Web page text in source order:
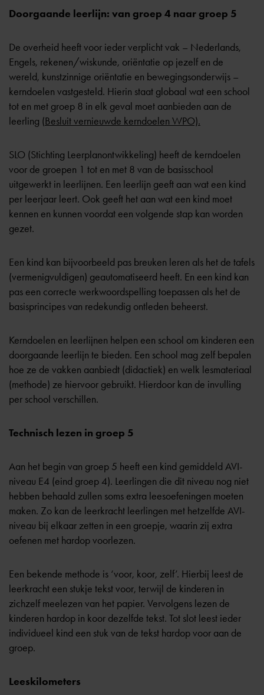
Doorgaande leerlijn: van groep 4 naar groep 5
De overheid heeft voor ieder verplicht vak – Nederlands,
Engels, rekenen/wiskunde, oriëntatie op jezelf en de
wereld, kunstzinnige oriëntatie en bewegingsonderwijs –
kerndoelen vastgesteld. Hierin staat globaal wat een school
tot en met groep 8 in elk geval moet aanbieden aan de
leerling (Besluit vernieuwde kerndoelen WPO).
SLO (Stichting Leerplanontwikkeling) heeft de kerndoelen
voor de groepen 1 tot en met 8 van de basisschool
uitgewerkt in leerlijnen. Een leerlijn geeft aan wat een kind
per leerjaar leert. Ook geeft het aan wat een kind moet
kennen en kunnen voordat een volgende stap kan worden
gezet.
Een kind kan bijvoorbeeld pas breuken leren als het de tafels
(vermenigvuldigen) geautomatiseerd heeft. En een kind kan
pas een correcte werkwoordspelling toepassen als het de
basisprincipes van redekundig ontleden beheerst.
Kerndoelen en leerlijnen helpen een school om kinderen een
doorgaande leerlijn te bieden. Een school mag zelf bepalen
hoe ze de vakken aanbiedt (didactiek) en welk lesmateriaal
(methode) ze hiervoor gebruikt. Hierdoor kan de invulling
per school verschillen.
Technisch lezen in groep 5
Aan het begin van groep 5 heeft een kind gemiddeld AVI-
niveau E4 (eind groep 4). Leerlingen die dit niveau nog niet
hebben behaald zullen soms extra leesoefeningen moeten
maken. Zo kan de leerkracht leerlingen met hetzelfde AVI-
niveau bij elkaar zetten in een groepje, waarin zij extra
oefenen met hardop voorlezen.
Een bekende methode is ‘voor, koor, zelf’. Hierbij leest de
leerkracht een stukje tekst voor, terwijl de kinderen in
zichzelf meelezen van het papier. Vervolgens lezen de
kinderen hardop in koor dezelfde tekst. Tot slot leest ieder
individueel kind een stuk van de tekst hardop voor aan de
groep.
Leeskilometers